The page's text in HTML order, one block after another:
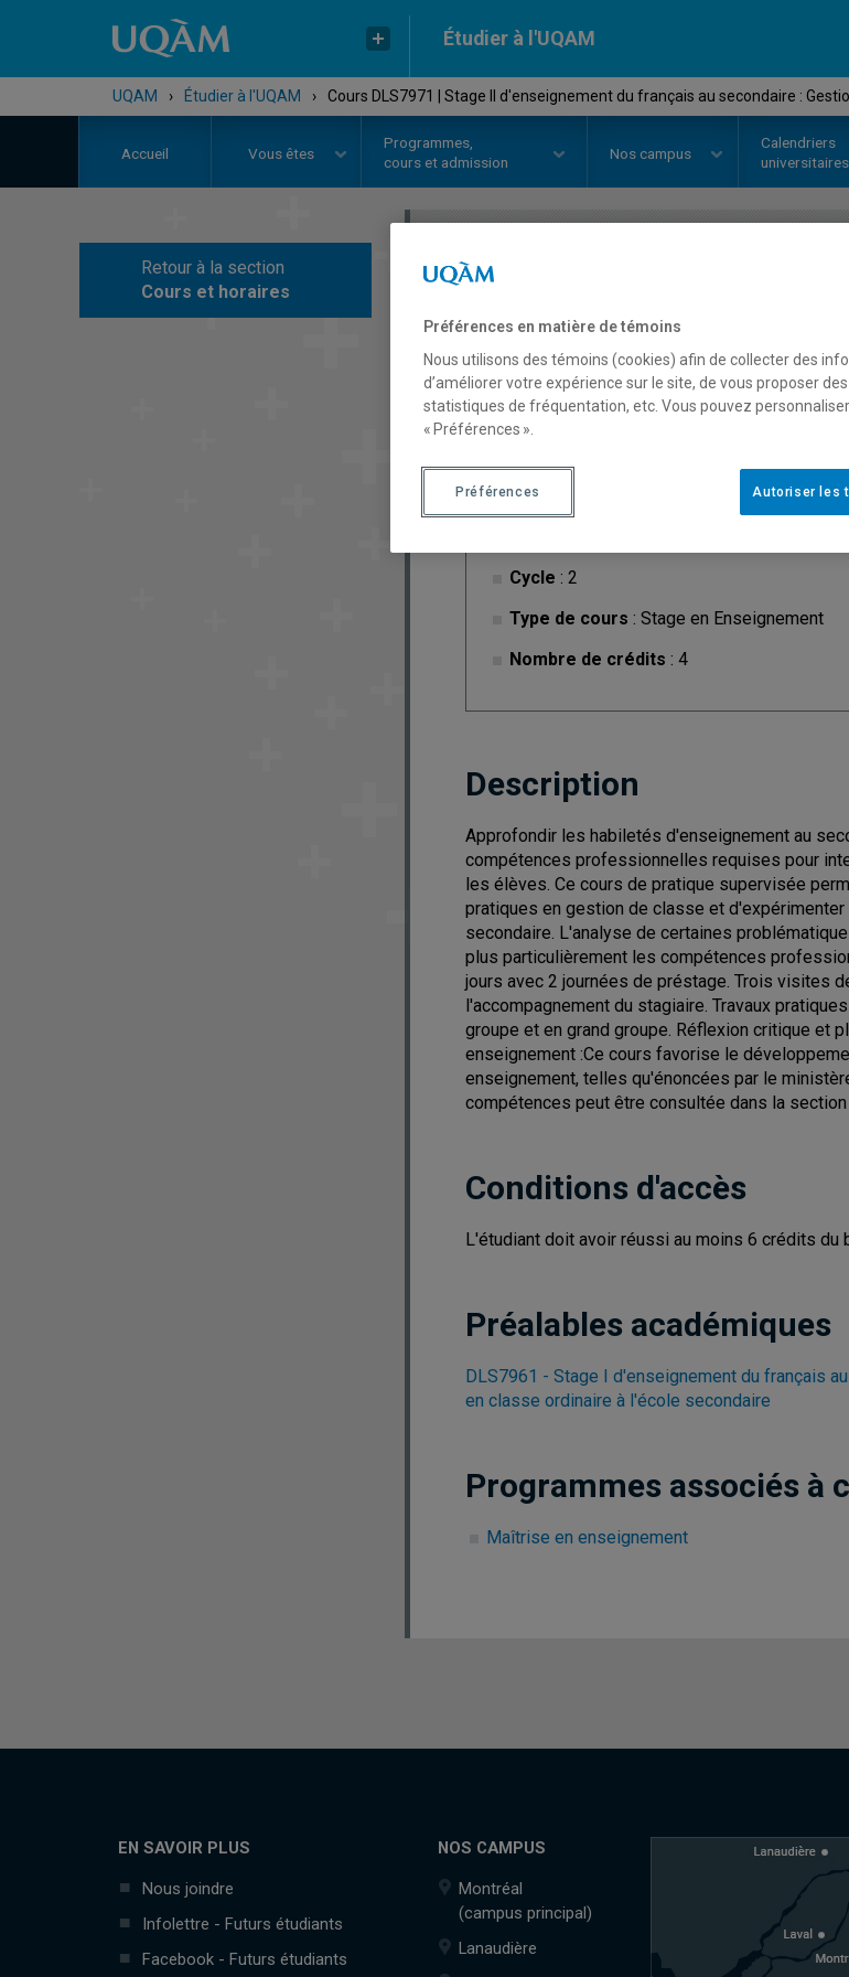
Étudier à l'UQAM
UQAM › Étudier à l'UQAM › Cours DLS7971 | Stage II d'enseignement du français au secondaire :
Accueil Vous êtes
Programmes,
cours et admission
Nos campus
Calendriers
universitaires
Retour à la section
Cours et horaires
COURS
au secondaire
Description
Cycle : 2
Type de cours : Stage en Enseignement
Nombre de crédits : 4
Description
Approfondir les habiletés d'enseignement au
compétences professionnelles requises pour
les élèves. Ce cours de pratique supervisée
pratiques en gestion de classe et
secondaire. L'analyse de certaines
plus particulièrement les compétences
jours avec 2 journées de préstage. Trois visites
l'accompagnement du stagiaire. Travaux
groupe et en grand groupe. Réflexion critique et
enseignement :Ce cours favorise le
enseignement, telles qu'énoncées par le
compétences peut être consultée dans la
Conditions d'accès
L'étudiant doit avoir réussi au moins 6 crédits du
Préalables académiques
DLS7961 - Stage I d'enseignement du français
en classe ordinaire à l'école secondaire
Programmes associés à
Maîtrise en enseignement
EN SAVOIR PLUS
Nous joindre
Infolettre - Futurs étudiants
Facebook - Futurs étudiants
NOS CAMPUS
Montréal
(campus principal)
Lanaudière
Préférences en matière de témoins
Nous utilisons des témoins (cookies) afin de collecter des
d’améliorer votre expérience sur le site, de vous proposer
statistiques de fréquentation, etc. Vous pouvez
« Préférences ».
Autoriser les
Préférences